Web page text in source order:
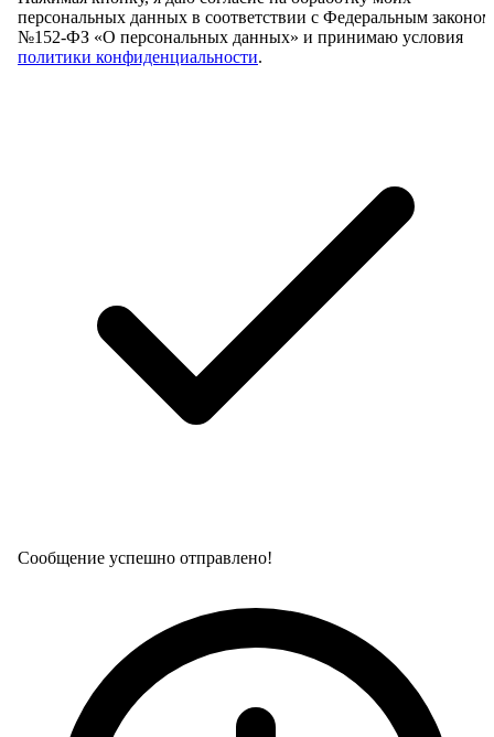
персональных данных в соответствии с Федеральным законом
№152-ФЗ «О персональных данных» и принимаю условия
политики конфиденциальности.
Сообщение успешно отправлено!